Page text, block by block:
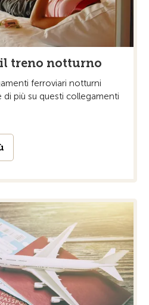
treno notturno
ferroviari notturni
di più su questi collegamenti